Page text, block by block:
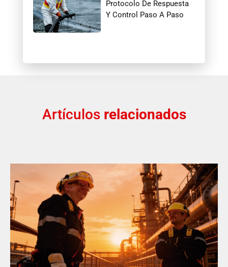
Protocolo De Respuesta
Y Control Paso A Paso
Artículos relacionados